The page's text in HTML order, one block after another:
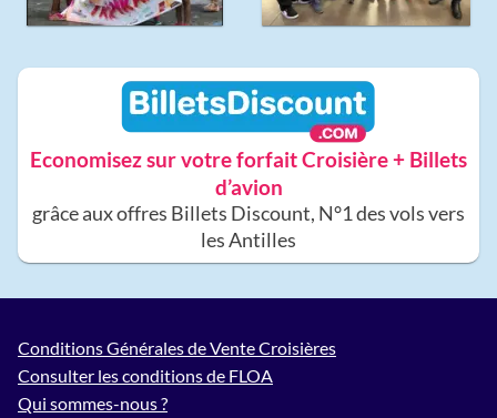
Economisez sur votre forfait Croisière + Billets
d’avion
grâce aux offres Billets Discount, N°1 des vols vers
les Antilles
Conditions Générales de Vente Croisières
Consulter les conditions de FLOA
Qui sommes-nous ?